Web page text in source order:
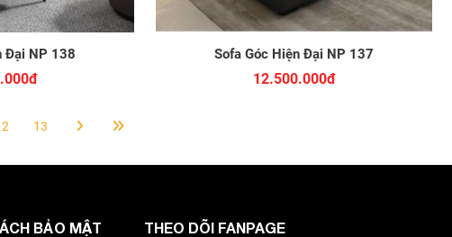
Đại NP 138 Sofa Góc Hiện Đại NP 137
12.500.000đ
13
BẢO MẬT THEO DÕI FANPAGE